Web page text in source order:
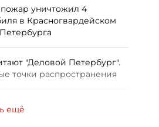
уничтожил 4
в Красногвардейском
"Деловой Петербург".
точки распространения
ещё